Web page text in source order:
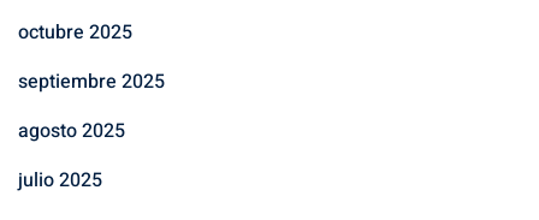
octubre 2025
septiembre 2025
agosto 2025
julio 2025